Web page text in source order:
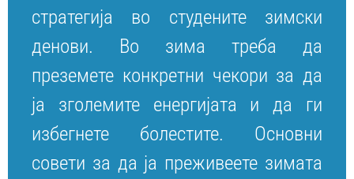
стратегија во студените зимски
денови. Во зима треба да
преземете конкретни чекори за да
ја зголемите енергијата и да ги
избегнете болестите. Основни
совети за да ја преживеете зимата